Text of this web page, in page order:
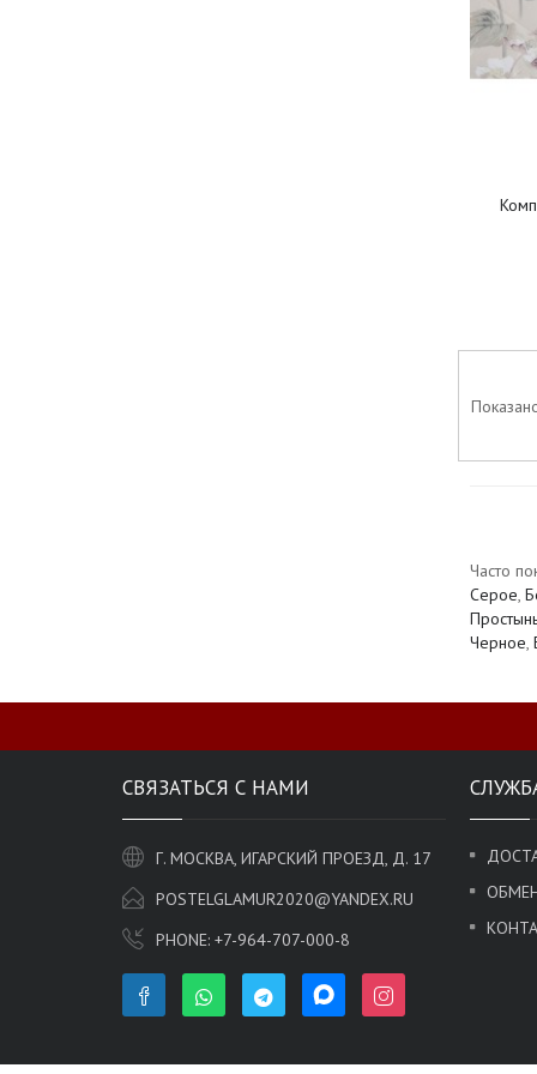
Часто
Серое,
Черное,
СВЯЗАТЬСЯ С НАМИ
Г. МОСКВА, ИГАРСКИЙ ПРОЕЗД, Д. 17
POSTELGLAMUR2020@YANDEX.RU
PHONE: +7-964-707-000-8